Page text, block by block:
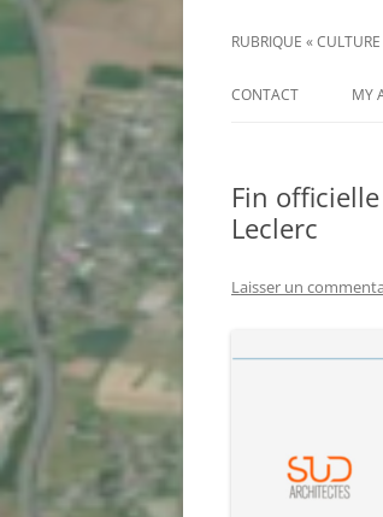
INFORMATIONS
RESULTATS DU
SUR LE PROJET ECLAT –
ADHÉRENTS
RUBRIQUE «
CONTACT MY
Fin
Leclerc
Laisser un